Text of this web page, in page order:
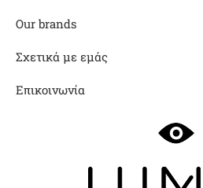
Our brands
Σχετικά με εμάς
Επικοινωνία